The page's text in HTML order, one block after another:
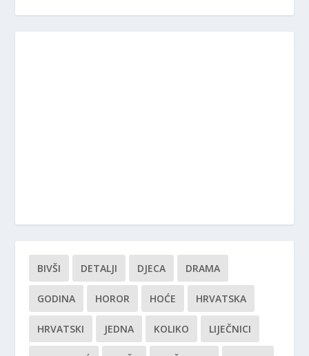
BIVŠI DETALJI DJECA DRAMA
GODINA HOROR HOĆE HRVATSKA
HRVATSKI JEDNA KOLIKO LIJEČNICI